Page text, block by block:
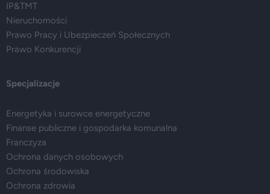
IP&TMT
Nieruchomości
Prawo Pracy i Ubezpieczeń Społecznych
Prawo Konkurencji
Specjalizacje
Energetyka i surowce energetyczne
Finanse publiczne i gospodarka komunalna
Franczyza
Ochrona danych osobowych
Ochrona środowiska
Ochrona zdrowia